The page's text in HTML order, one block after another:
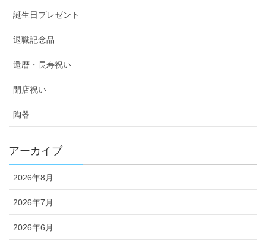
誕生日プレゼント
退職記念品
還暦・長寿祝い
開店祝い
陶器
アーカイブ
2026年8月
2026年7月
2026年6月